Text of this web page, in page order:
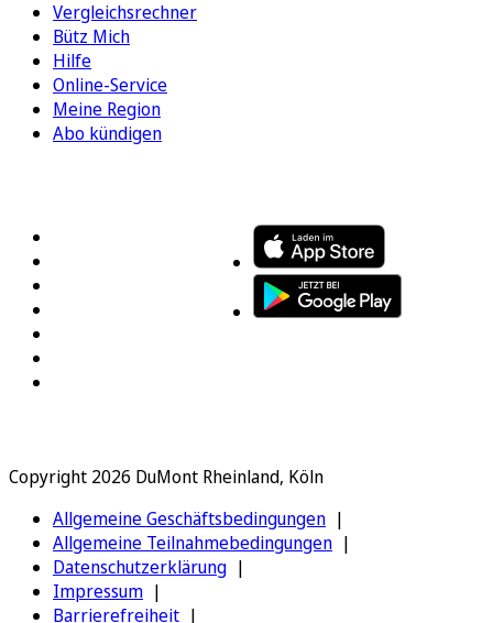
Vergleichsrechner
Bütz Mich
Hilfe
Online-Service
Meine Region
Abo kündigen
Copyright 2026 DuMont Rheinland, Köln
Allgemeine Geschäftsbedingungen
Allgemeine Teilnahmebedingungen
Datenschutzerklärung
Impressum
Barrierefreiheit